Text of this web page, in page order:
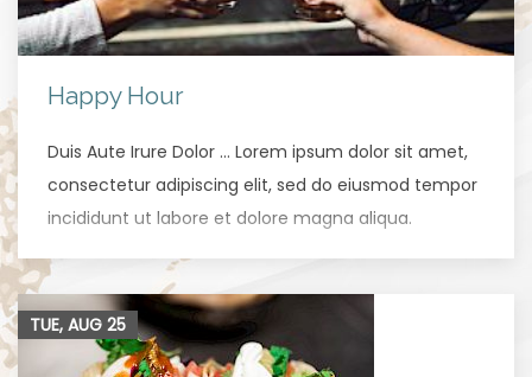
Happy Hour
Duis Aute Irure Dolor … Lorem ipsum dolor sit amet,
consectetur adipiscing elit, sed do eiusmod tempor
incididunt ut labore et dolore magna aliqua.
TUE, AUG 25